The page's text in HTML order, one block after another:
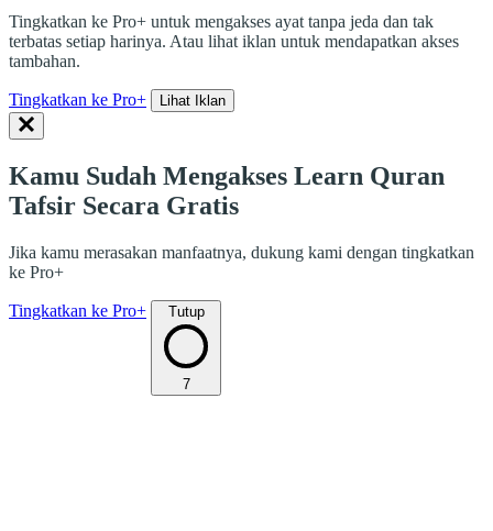
Tingkatkan ke Pro+ untuk mengakses ayat tanpa jeda dan tak
terbatas setiap harinya. Atau lihat iklan untuk mendapatkan akses
tambahan.
Tingkatkan ke Pro+ Lihat Iklan
Kamu Sudah Mengakses Learn Quran
Tafsir Secara Gratis
Jika kamu merasakan manfaatnya, dukung kami dengan tingkatkan
ke Pro+
Tingkatkan ke Pro+ Tutup
7